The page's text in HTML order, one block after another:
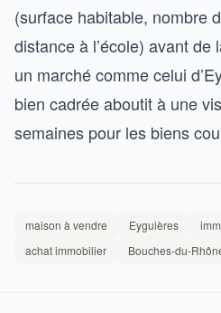
(surface habitable, nombre
distance à l’école) avant
un marché comme celui
bien cadrée aboutit à une
semaines pour les biens
maison à vendre Eyguières
achat immobilier
Bouches-du-